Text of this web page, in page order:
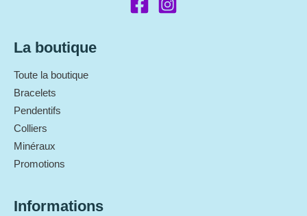
La boutique
Toute la boutique
Bracelets
Pendentifs
Colliers
Minéraux
Promotions
Informations